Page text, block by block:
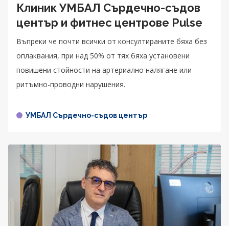
Клиник УМБАЛ Сърдечно-съдов
център и фитнес центрове Pulse
Въпреки че почти всички от консултираните бяха без
оплаквания, при над 50% от тях бяха установени
повишени стойности на артериално налягане или
ритъмно-проводни нарушения.
УМБАЛ Сърдечно-съдов център